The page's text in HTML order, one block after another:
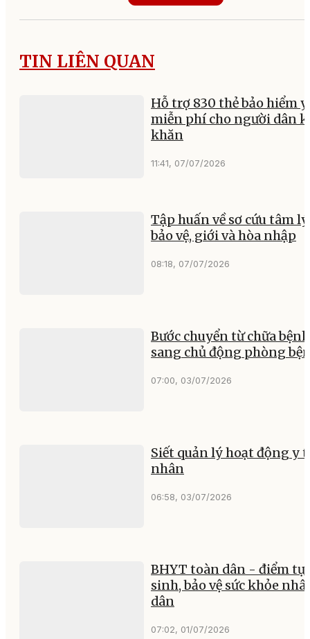
TIN LIÊN QUAN
Hỗ trợ 830 thẻ bảo hiểm
miễn phí cho người dân
khăn
11:41, 07/07/2026
Tập huấn về sơ cứu tâm lý,
bảo vệ, giới và hòa nhập
08:18, 07/07/2026
Bước chuyển từ chữa bệnh
sang chủ động phòng
07:00, 03/07/2026
Siết quản lý hoạt động y
nhân
06:58, 03/07/2026
BHYT toàn dân - điểm
sinh, bảo vệ sức khỏe
dân
07:02, 01/07/2026